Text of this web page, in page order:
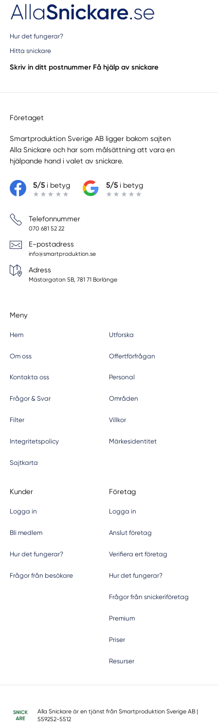
Hur det fungerar?
Hitta snickare
Skriv in ditt postnummer Få hjälp av snickare
Företaget
Smartproduktion Sverige AB ligger bakom sajten
Alla Snickare och har som målsättning att vara en
hjälpande hand i valet av snickare.
5/5i betyg 5/5i betyg
Telefonnummer
070 681 52 22
E-postadress
info@smartproduktion.se
Adress
Mästargatan 5B, 781 71 Borlänge
Meny
Hem Utforska
Om oss Offertförfrågan
Kontakta oss Personal
Frågor & Svar Områden
Filter Villkor
Integritetspolicy Märkesidentitet
Sajtkarta
Kunder
Logga in
Bli medlem
Hur det fungerar?
Frågor från besökare
Företag
Logga in
Anslut företag
Verifiera ert företag
Hur det fungerar?
Frågor från snickeriföretag
Premium
Priser
Resurser
Alla Snickare är en tjänst frånSmartproduktion Sverige AB |
559252-5512